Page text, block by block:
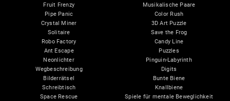
Fruit Frenzy
Pipe Panic
Crystal Miner
Solitaire
Robo Factory
Ant Escape
Neonlichter
Wegbeschreibung
Bilderrätsel
Schreibtisch
Space Rescue
Musikalische Paare
Color Rush
3D Art Puzzle
Save the Frog
Candy Line
Puzzles
Pinguin-Labyrinth
Digits
Bunte Biene
Knallbiene
Spiele für mentale Beweglichkeit